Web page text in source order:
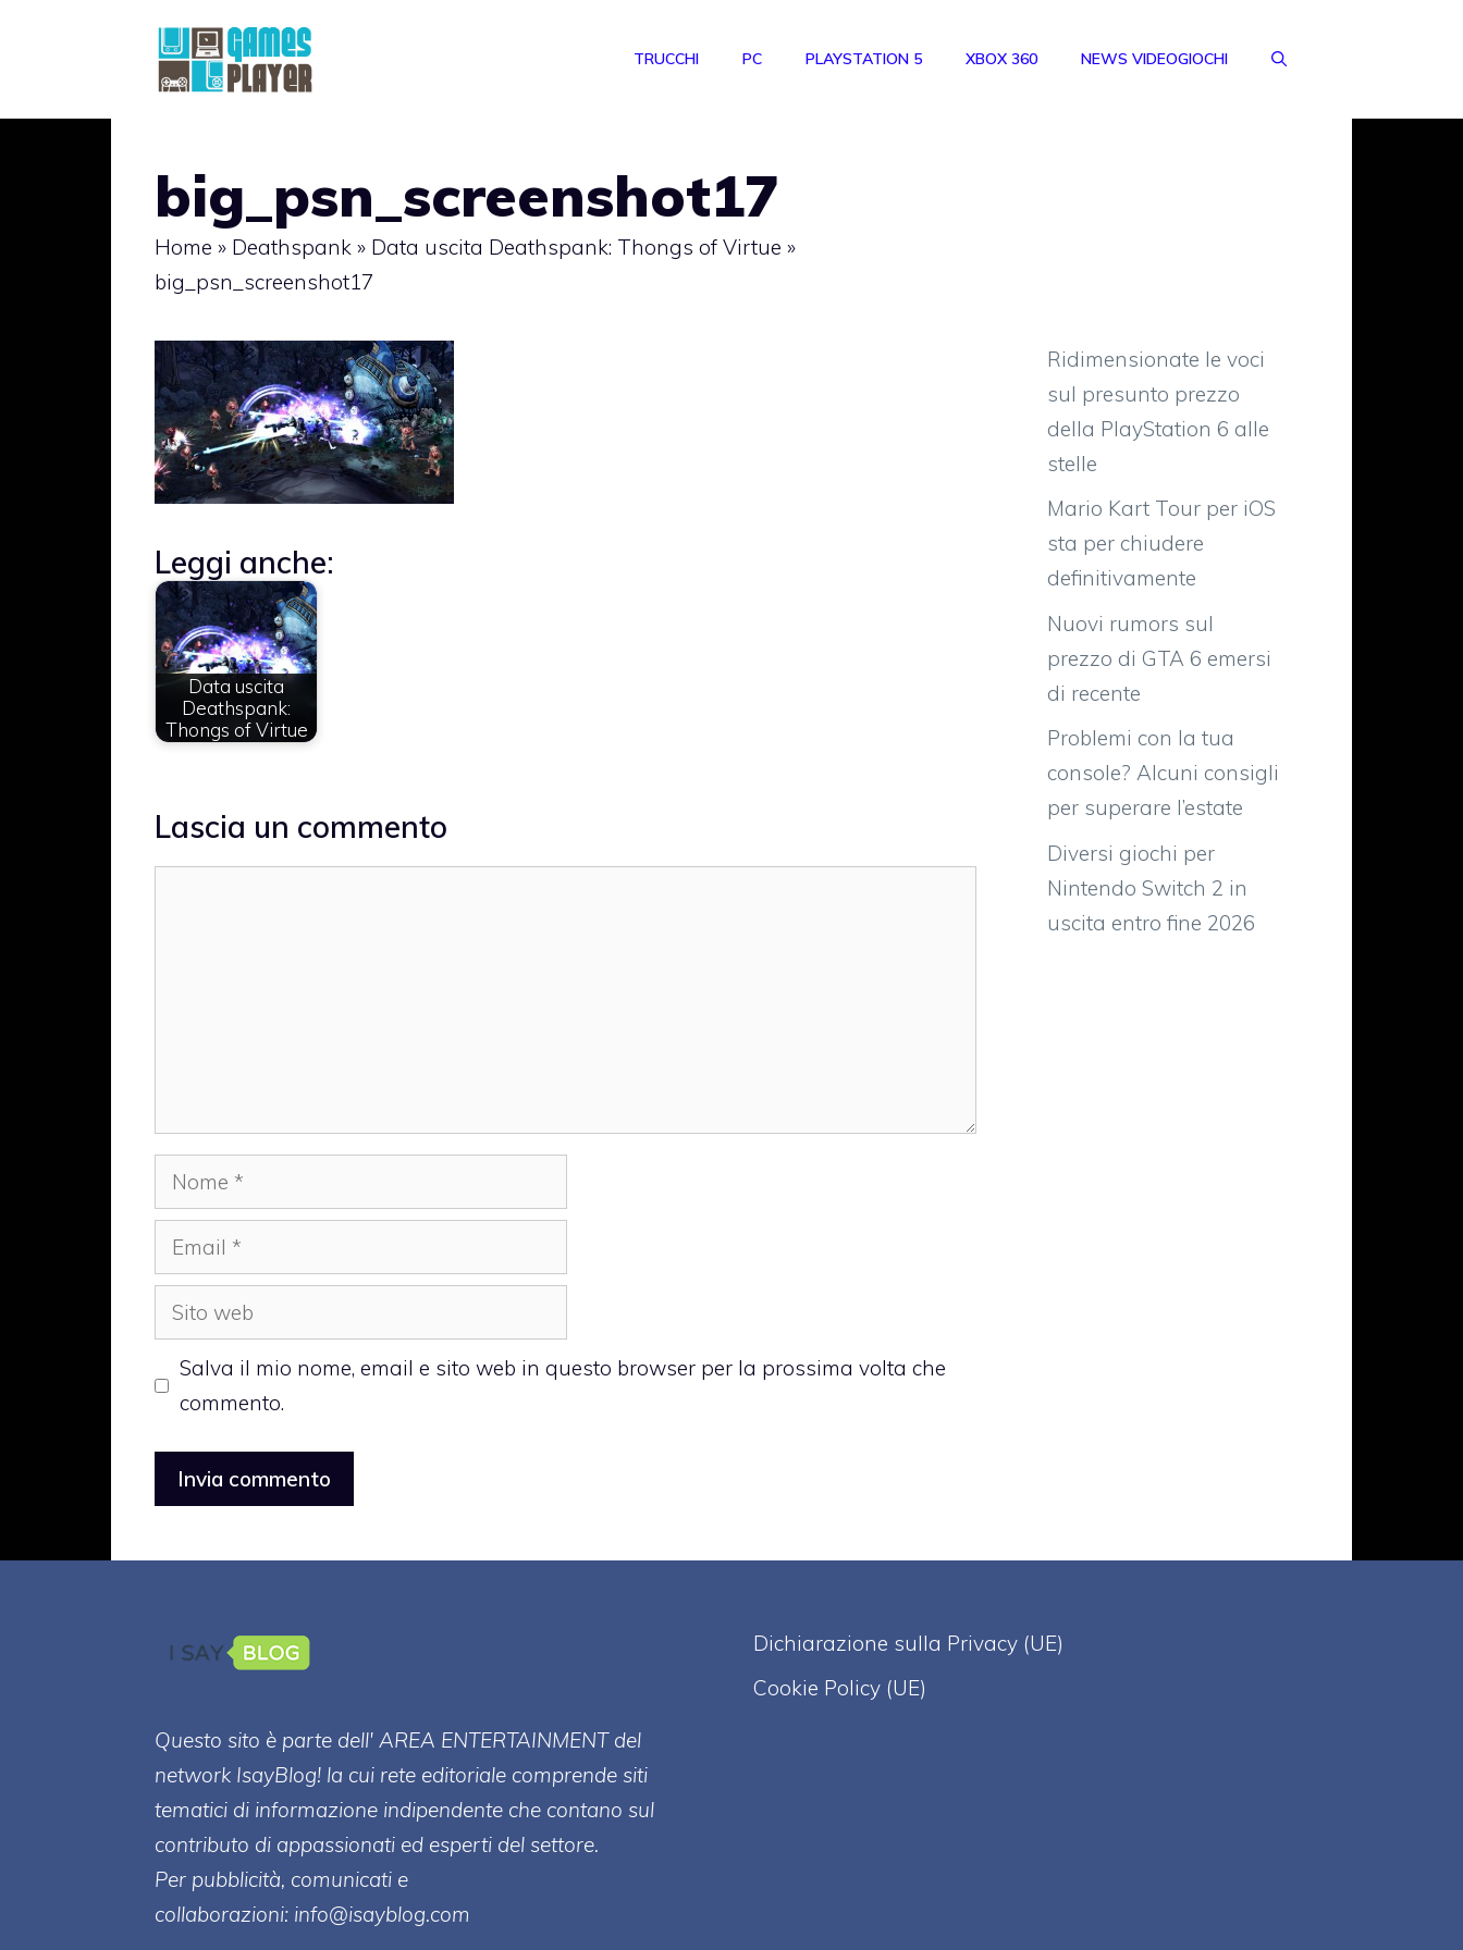
TRUCCHI PC PLAYSTATION 5 XBOX 360 NEWS VIDEOGIOCHI
big_psn_screenshot17
Home » Deathspank » Data uscita Deathspank: Thongs of Virtue »
big_psn_screenshot17
Leggi anche:
Data uscita
Deathspank:
Thongs of Virtue
Lascia un commento
Nome
Email
Sito
web
Salva il mio nome, email e sito web in questo browser per la prossima volta che
commento.
Ridimensionate le voci
sul presunto prezzo
della PlayStation 6 alle
stelle
Mario Kart Tour per iOS
sta per chiudere
definitivamente
Nuovi rumors sul
prezzo di GTA 6 emersi
di recente
Problemi con la tua
console? Alcuni consigli
per superare l’estate
Diversi giochi per
Nintendo Switch 2 in
uscita entro fine 2026
Questo sito è parte dell' AREA ENTERTAINMENT del
network IsayBlog! la cui rete editoriale comprende siti
tematici di informazione indipendente che contano sul
contributo di appassionati ed esperti del settore.
Per pubblicità, comunicati e
collaborazioni: info@isayblog.com
Dichiarazione sulla Privacy (UE)
Cookie Policy (UE)